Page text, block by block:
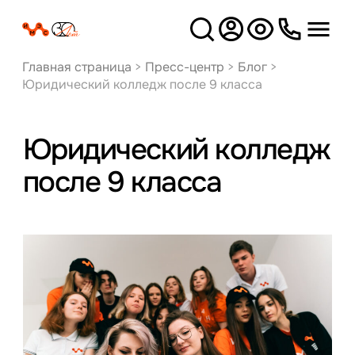
Версия
для слабовидящих
Главная страница > Пресс-центр > Блог>
Юридический колледж после 9 класса
Юридический колледж
после 9 класса